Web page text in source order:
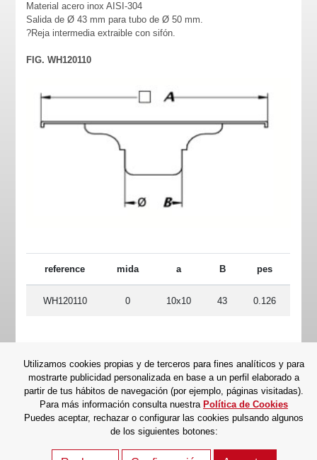
Material acero inox AISI-304
Salida de Ø 43 mm para tubo de Ø 50 mm.
?Reja intermedia extraible con sifón.
FIG. WH120110
reference mida a B pes
WH120110 0 10x10 43 0.126
VÁLVULAS CT Rda.Shimizu, Nº2 - Nave 4 (Pol. Ind. Can Torrella) - 08233 -
Vacarisses - Barcelona (España)
Utilizamos cookies propias y de terceros para fines analíticos y para
mostrarte publicidad personalizada en base a un perfil elaborado a
partir de tus hábitos de navegación (por ejemplo, páginas visitadas).
Para más información consulta nuestra Política de Cookies
Puedes aceptar, rechazar o configurar las cookies pulsando algunos
de los siguientes botones: